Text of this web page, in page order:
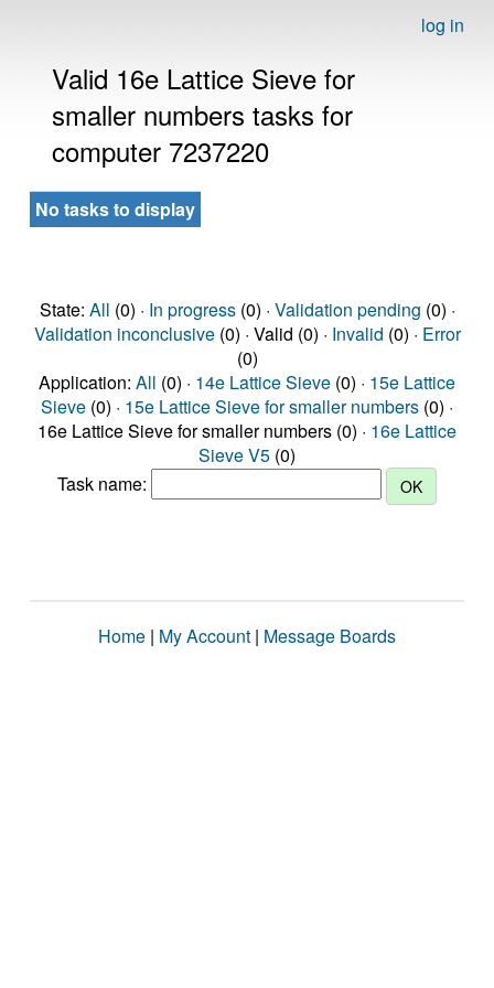
log in
Valid 16e Lattice Sieve for
smaller numbers tasks for
computer 7237220
No tasks to display
State: All (0) · In progress(0) · Validation pending (0) ·
Validation inconclusive(0) · Valid (0) · Invalid (0) · Error
(0)
Application: All (0) · 14e Lattice Sieve (0) · 15e Lattice
Sieve (0) · 15e Lattice Sieve for smaller numbers (0) ·
16e Lattice Sieve for smaller numbers (0) · 16e Lattice
Sieve V5 (0)
Task name:
Home | My Account | Message Boards